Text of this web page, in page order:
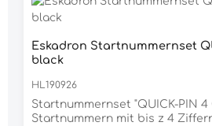
Eskadron Startnummernset
black
HL190926
Startnummernset "QUICK-PIN 4
Startnummern mit bis z 4